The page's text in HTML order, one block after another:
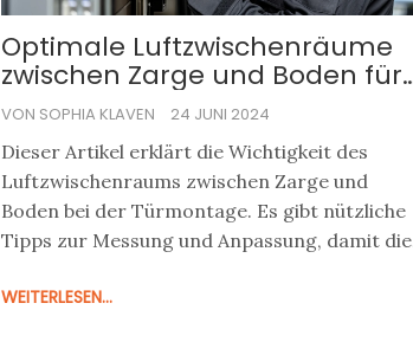
Optimale Luftzwischenräume
zwischen Zarge und Boden für
eine perfekte Passform
VON SOPHIA KLAVEN 24 JUNI 2024
Dieser Artikel erklärt die Wichtigkeit des
Luftzwischenraums zwischen Zarge und
Boden bei der Türmontage. Es gibt nützliche
Tipps zur Messung und Anpassung, damit die
Fehler und deren Vermeidung besprochen, um
WEITERLESEN...